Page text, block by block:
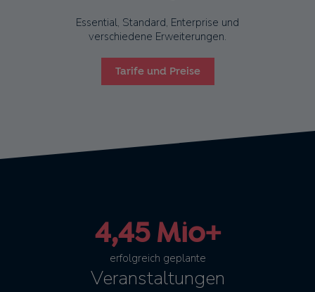
Essential, Standard, Enterprise und
verschiedene Erweiterungen.
Tarife und Preise
4,45 Mio+
erfolgreich geplante
Veranstaltungen